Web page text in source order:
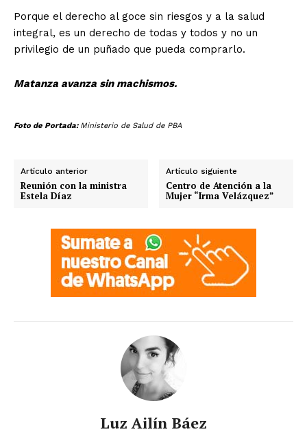
Porque el derecho al goce sin riesgos y a la salud
integral, es un derecho de todas y todos y no un
privilegio de un puñado que pueda comprarlo.
Matanza avanza sin machismos.
Foto de Portada: Ministerio de Salud de PBA
Artículo anterior
Reunión con la ministra
Estela Díaz
Artículo siguiente
Centro de Atención a la
Mujer “Irma Velázquez”
Luz Ailín Báez